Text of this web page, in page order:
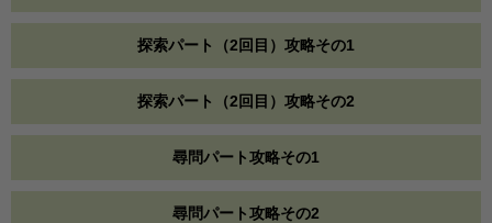
探索パート（2回目）攻略その1
探索パート（2回目）攻略その2
尋問パート攻略その1
尋問パート攻略その2